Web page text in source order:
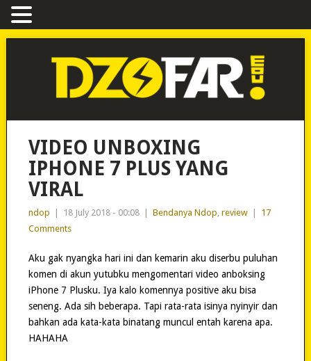
VIDEO UNBOXING
IPHONE 7 PLUS YANG
VIRAL
ndop 18 July 2018 - 00:08 Bendanya Ndop review
17
Comments
Aku gak nyangka hari ini dan kemarin aku diserbu puluhan
komen di akun yutubku mengomentari video anboksing
iPhone 7 Plusku. Iya kalo komennya positive aku bisa
seneng. Ada sih beberapa. Tapi rata-rata isinya nyinyir dan
bahkan ada kata-kata binatang muncul entah karena apa.
HAHAHA